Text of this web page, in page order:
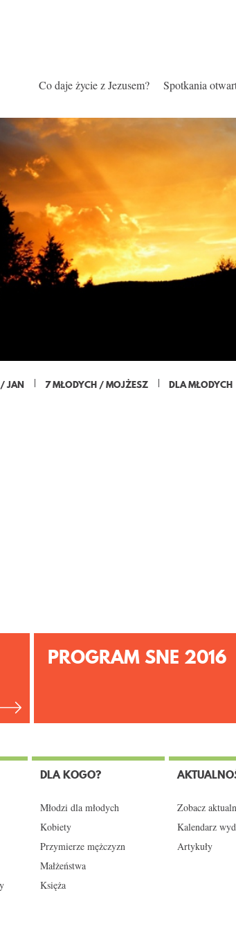
Co daje życie z Jezusem? Spotkania
JAN 7 MŁODYCH / MOJŻESZ DLA MŁODYCH
PROGRAM SNE 2016
DLA KOGO?
Młodzi dla młodych
Kobiety
Przymierze mężczyzn
Małżeństwa
Księża
Zobacz
Kalendarz
Artykuły